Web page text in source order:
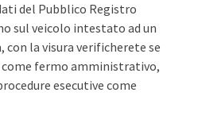
del Pubblico Registro
sul veicolo intestato ad un
la visura verificherete se
come fermo amministrativo,
esecutive come